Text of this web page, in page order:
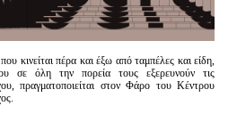
Δεδομένα
διαχειριστή
κινείται πέρα και έξω από ταμπέλες και είδη,
σε όλη την πορεία τους εξερευνούν τις
πραγματοποιείται στον Φάρο του Κέντρου